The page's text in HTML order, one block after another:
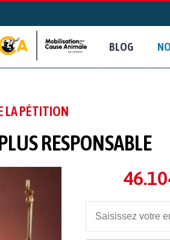
BLOG
LA PÉTITION
RESPONSABLE